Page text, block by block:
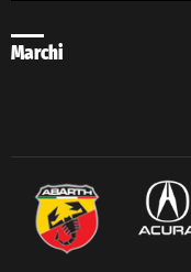
Marchi